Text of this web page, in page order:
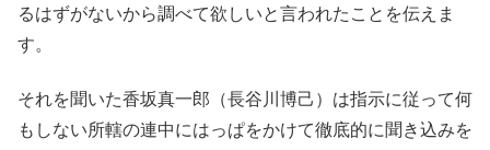
るはずがないから調べて欲しいと言われたことを伝えま
す。
それを聞いた香坂真一郎（長谷川博己）は指示に従って何
もしない所轄の連中にはっぱをかけて徹底的に聞き込みを